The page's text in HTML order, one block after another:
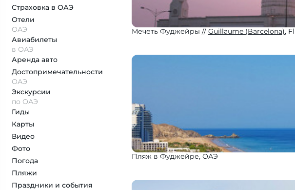
Страховка в ОАЭ
Отели
ОАЭ
Авиабилеты
в ОАЭ
Аренда авто
Достопримеча­тельности
ОАЭ
Экскурсии
по ОАЭ
Гиды
Карты
Видео
Фото
Погода
Пляжи
Праздники и события
Мечеть Фуджейры Guillaume (Barcelona),
Пляж в Фуджейре, ОАЭ